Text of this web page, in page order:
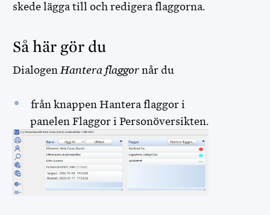
skede lägga till och redigera flaggorna.
Så här gör du
DialogenHantera flaggor når du
från knappen Hantera flaggor i
panelen Flaggor i Personöversikten.